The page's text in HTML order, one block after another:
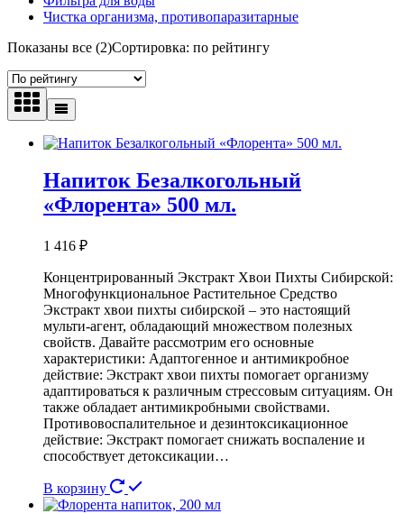
Чистка организма, противопаразитарные
Показаны все (2)Сортировка: по рейтингу
Напиток Безалкогольный
«Флорента» 500 мл.
1 416 ₽
Концентрированный Экстракт Хвои Пихты Сибирской:
Многофункциональное Растительное Средство
Экстракт хвои пихты сибирской – это настоящий
мульти-агент, обладающий множеством полезных
свойств. Давайте рассмотрим его основные
характеристики: Адаптогенное и антимикробное
действие: Экстракт хвои пихты помогает организму
адаптироваться к различным стрессовым ситуациям. Он
также обладает антимикробными свойствами.
Противовоспалительное и дезинтоксикационное
действие: Экстракт помогает снижать воспаление и
способствует детоксикации…
В корзину